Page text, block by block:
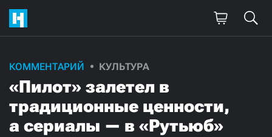
КОММЕНТАРИЙ КУЛЬТУРА
«Пилот» залетел в
традиционные ценности,
а сериалы — в «Рутьюб»
Поддержите
нашу работу!
Ежемесячно Разово